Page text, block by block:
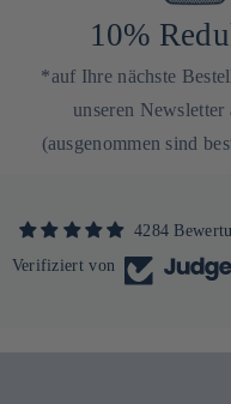
10%
*auf Ihre nächste
unseren Newsletter
(ausgenommen sind
4284
Verifiziert von